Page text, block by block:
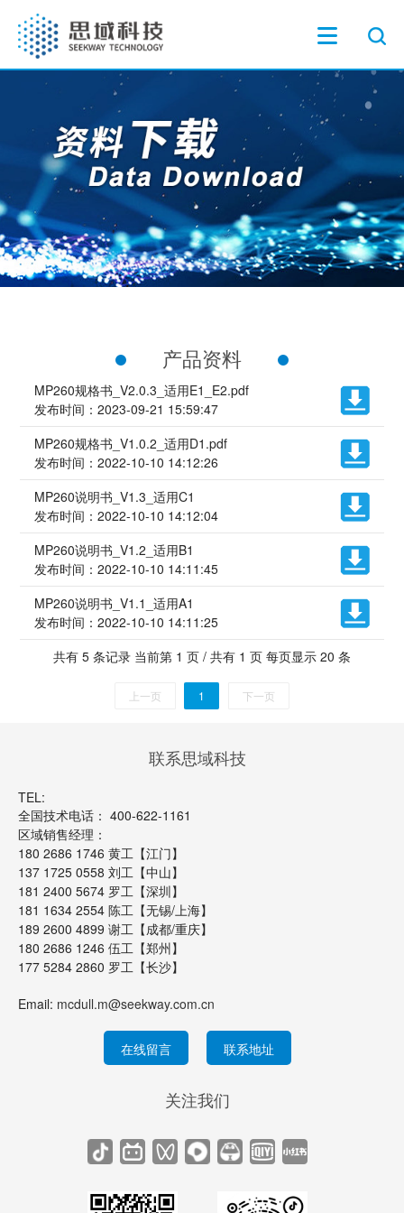
产品资料
MP260规格书_V2.0.3_适用E1_E2.pdf
发布时间：2023-09-21 15:59:47
MP260规格书_V1.0.2_适用D1.pdf
发布时间：2022-10-10 14:12:26
MP260说明书_V1.3_适用C1
发布时间：2022-10-10 14:12:04
MP260说明书_V1.2_适用B1
发布时间：2022-10-10 14:11:45
MP260说明书_V1.1_适用A1
发布时间：2022-10-10 14:11:25
共有 5 条记录 当前第 1 页 / 共有 1 页 每页显示 20 条
上一页 1 下一页
联系思域科技
TEL:
全国技术电话： 400-622-1161
区域销售经理：
180 2686 1746 黄工【江门】
137 1725 0558 刘工【中山】
181 2400 5674 罗工【深圳】
181 1634 2554 陈工【无锡/上海】
189 2600 4899 谢工【成都/重庆】
180 2686 1246 伍工【郑州】
177 5284 2860 罗工【长沙】
Email: mcdull.m@seekway.com.cn
在线留言 联系地址
关注我们